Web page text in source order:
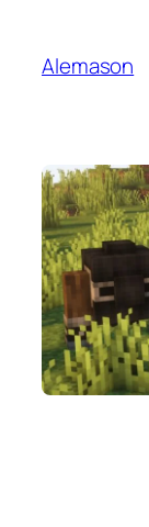
contenido
Alemason